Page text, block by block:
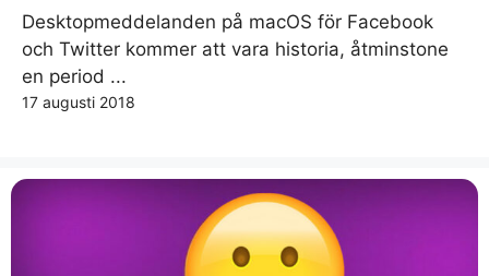
Desktopmeddelanden på macOS för Facebook
och Twitter kommer att vara historia, åtminstone
en period ...
17 augusti 2018